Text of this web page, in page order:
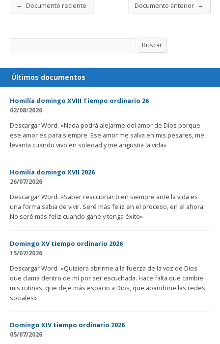
← Documento reciente Documento anterior →
Buscar Buscar
Últimos documentos
Homilía domingo XVIII Tiempo ordinario 26
02/08/2026
Descargar Word. «Nada podrá alejarme del amor de Dios porque
ese amor es para siempre. Ese amor me salva en mis pesares, me
levanta cuando vivo en soledad y me angustia la vida»
Homilía domingo XVII 2026
26/07/2026
Descargar Word. «Saber reaccionar bien siempre ante la vida es
una forma sabia de vivir. Seré más feliz en el proceso, en el ahora.
No seré más feliz cuando gane y tenga éxito»
Domingo XV tiempo ordinario 2026
15/07/2026
Descargar Word. «Quisiera abrirme a la fuerza de la voz de Dios
que clama dentro de mí por ser escuchada. Hace falta que cambie
mis rutinas, que deje más espacio a Dios, que abandone las redes
sociales»
Domingo XIV tiempo ordinario 2026
05/07/2026